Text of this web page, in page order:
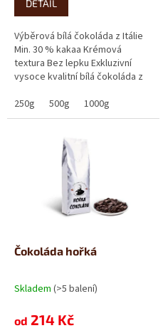
DETAIL
Výběrová bílá čokoláda z Itálie
Min. 30 % kakaa Krémová
textura Bez lepku Exkluzivní
vysoce kvalitní bílá čokoláda z
250g
500g 1000g
Čokoláda hořká
Průměrné
produktu
Skladem (>5 balení)
od 214 Kč